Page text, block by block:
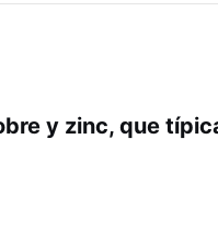
y zinc, que